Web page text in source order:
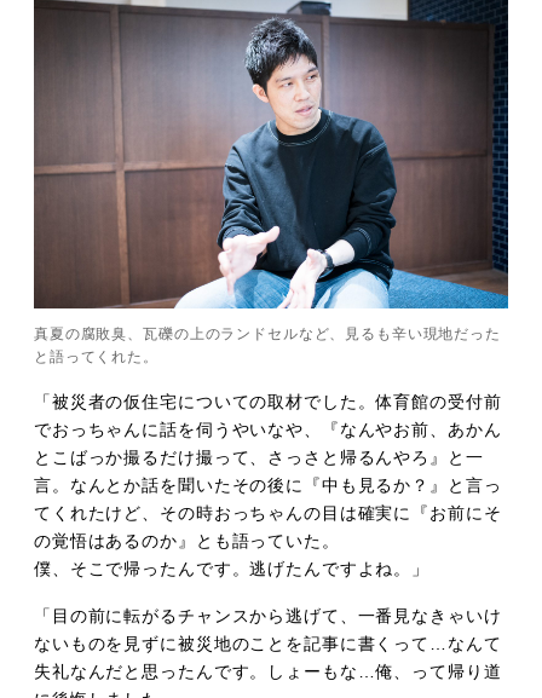
真夏の腐敗臭、瓦礫の上のランドセルなど、見るも辛い現地だった
と語ってくれた。
「被災者の仮住宅についての取材でした。体育館の受付前
でおっちゃんに話を伺うやいなや、『なんやお前、あかん
とこばっか撮るだけ撮って、さっさと帰るんやろ』と一
言。なんとか話を聞いたその後に『中も見るか？』と言っ
てくれたけど、その時おっちゃんの目は確実に『お前にそ
の覚悟はあるのか』とも語っていた。
僕、そこで帰ったんです。逃げたんですよね。」
「目の前に転がるチャンスから逃げて、一番見なきゃいけ
ないものを見ずに被災地のことを記事に書くって…なんて
失礼なんだと思ったんです。しょーもな…俺、って帰り道